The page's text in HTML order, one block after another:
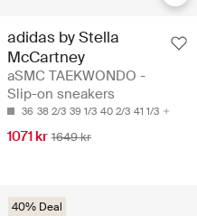
adidas by Stella
McCartney
aSMC TAEKWONDO -
Slip-on sneakers
36 38 2/3 39 1/3 40 2/3 41 1/3
1071 kr 1649 kr
40% Deal